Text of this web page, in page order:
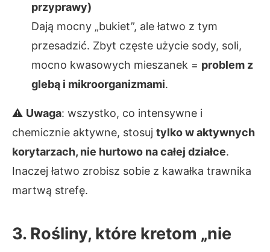
przyprawy)
Dają mocny „bukiet”, ale łatwo z tym
przesadzić. Zbyt częste użycie sody, soli,
mocno kwasowych mieszanek = problem z
glebą i mikroorganizmami.
⚠ Uwaga: wszystko, co intensywne i
chemicznie aktywne, stosuj tylko w aktywnych
korytarzach, nie hurtowo na całej działce.
Inaczej łatwo zrobisz sobie z kawałka trawnika
martwą strefę.
3. Rośliny, które kretom „nie